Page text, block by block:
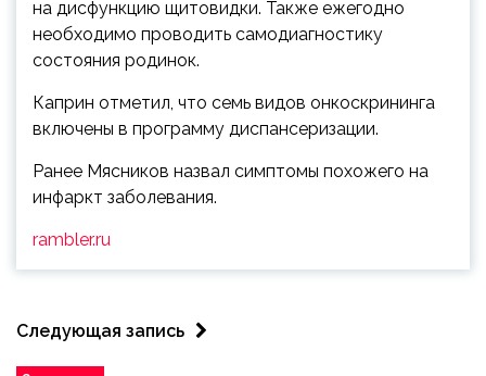
на дисфункцию щитовидки. Также ежегодно
необходимо проводить самодиагностику
состояния родинок.
Каприн отметил, что семь видов онкоскрининга
включены в программу диспансеризации.
Ранее Мясников назвал симптомы похожего на
инфаркт заболевания.
rambler.ru
Следующая запись